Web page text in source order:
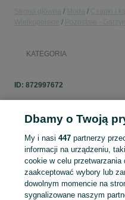
KATEGORIA
ID: 872997672
Zaloguj się lub załóż
sprzedającym
Zaloguj się / Załóż konto
Dbamy o Twoją
My i nasi447 partnerzy
informacji na urządzeniu,
cookie w celu
zaakceptować wybory lub
dowolnym momencie na
sygnalizowane naszym